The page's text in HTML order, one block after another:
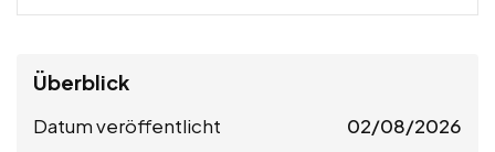
Überblick
Datum veröffentlicht 02/08/2026